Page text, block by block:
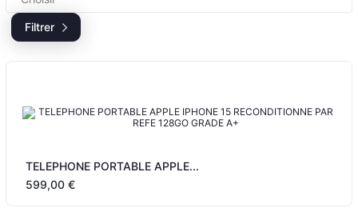
Filtrer
TELEPHONE PORTABLE APPLE...
599,00 €